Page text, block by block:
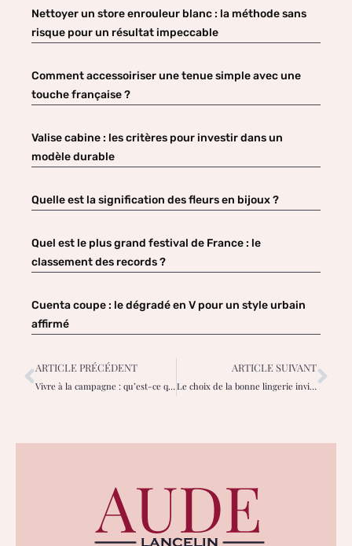
Nettoyer un store enrouleur blanc : la méthode sans
risque pour un résultat impeccable
Comment accessoiriser une tenue simple avec une
touche française ?
Valise cabine : les critères pour investir dans un
modèle durable
Quelle est la signification des fleurs en bijoux ?
Quel est le plus grand festival de France : le
classement des records ?
Cuenta coupe : le dégradé en V pour un style urbain
affirmé
ARTICLE PRÉCÉDENT
Vivre à la campagne : qu’est-ce que ça change ?
ARTICLE SUIVANT
Le choix de la bonne lingerie invisible : guide pour toutes les morphologies